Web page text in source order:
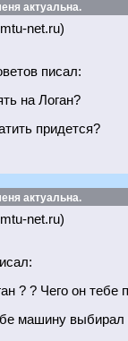
актуальна.
net.ru)
писал:
на Логан?
придется?
актуальна.
net.ru)
? ? Чего он тебе
машину